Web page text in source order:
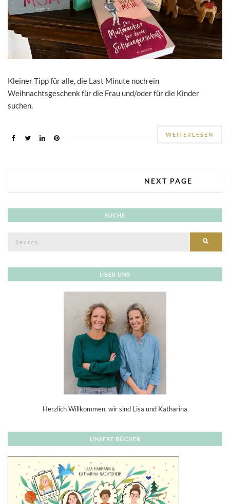
Kleiner Tipp für alle, die Last Minute noch ein
Weihnachtsgeschenk für die Frau und/oder für die Kinder
suchen.
WEITERLESEN
NEXT PAGE
SUCHE
ÜBER UNS
Herzlich Willkommen, wir sind Lisa und Katharina
UNSERE BÜCHER